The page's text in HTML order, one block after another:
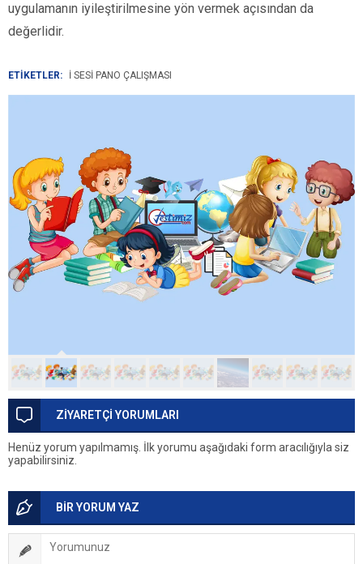
uygulamanın iyileştirilmesine yön vermek açısından da
değerlidir.
ETİKETLER: İ SESI PANO ÇALIŞMASI
ZİYARETÇİ YORUMLARI
Henüz yorum yapılmamış. İlk yorumu aşağıdaki form aracılığıyla siz
yapabilirsiniz.
BİR YORUM YAZ